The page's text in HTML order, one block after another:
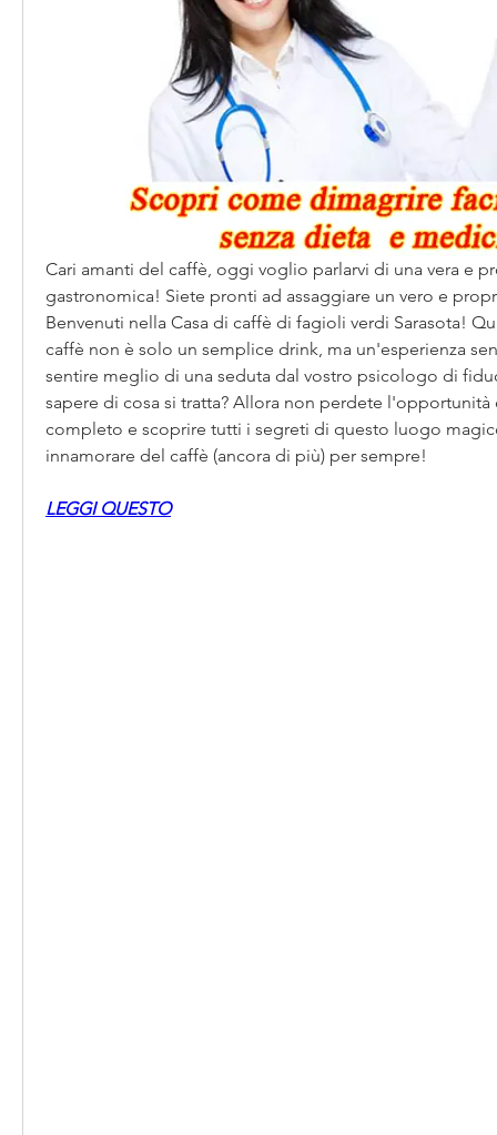
Cari amanti del caffè, oggi voglio parlarvi di una vera e
gastronomica! Siete pronti ad assaggiare un vero e
Benvenuti nella Casa di caffè di fagioli verdi Sarasota!
caffè non è solo un semplice drink, ma un'esperienza
sentire meglio di una seduta dal vostro psicologo di
sapere di cosa si tratta? Allora non perdete
completo e scoprire tutti i segreti di questo luogo
innamorare del caffè (ancora di più) per sempre!
LEGGI QUESTO